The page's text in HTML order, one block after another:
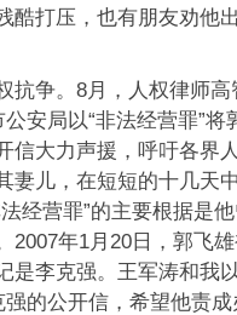
酷打压，也有朋友劝他
抗争。8月，人权律师
安局以“非法经营罪”将
信大力声援，呼吁各界
妻儿，在短短的十几天
经营罪”的主要根据是
2007年1月20日，郭飞
是李克强。王军涛和我
的公开信，希望他责